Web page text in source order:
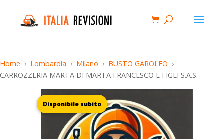
Home Lombardia Milano
BUSTO GAROLFO
CARROZZERIA MARTA DI MARTA FRANCESCO E FIGLI S.A.S.